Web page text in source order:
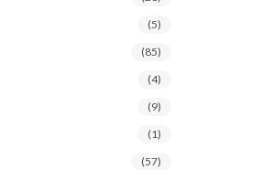
(5)
(85)
(4)
(9)
(1)
(57)